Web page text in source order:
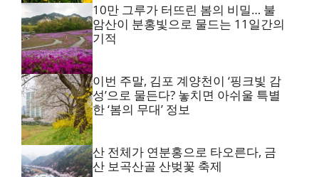
10만 그루가 터뜨린 봄의 비밀… 불
암산이 분홍빛으로 물드는 11일간의
기적
이번 주말, 김포 계양천이 ‘핑크빛 감
성’으로 물든다? 놓치면 아쉬울 특별
한 ‘봄의 무대’ 정보
산 전체가 연분홍으로 타오른다, 금
산 보곡산골 산벚꽃 축제